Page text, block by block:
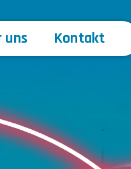
uns Kontakt